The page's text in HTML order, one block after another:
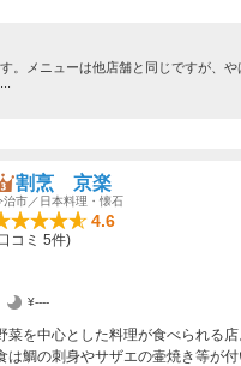
。メニューは他店舗と同じですが、
割烹 京楽
治市／日本料理・懐石
4.6
コミ 5件)
¥----
菜を中心とした料理が食べられる
は鯛の刺身やサザエの壷焼き等が